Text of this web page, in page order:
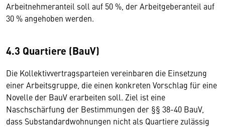
Arbeitnehmeranteil soll auf 50 %, der Arbeitgeberanteil auf
30 % angehoben werden.
4.3 Quartiere (BauV)
Die Kollektivvertragsparteien vereinbaren die Einsetzung
einer Arbeitsgruppe, die einen konkreten Vorschlag für eine
Novelle der BauV erarbeiten soll. Ziel ist eine
Naschschärfung der Bestimmungen der §§ 38-40 BauV,
dass Substandardwohnungen nicht als Quartiere zulässig